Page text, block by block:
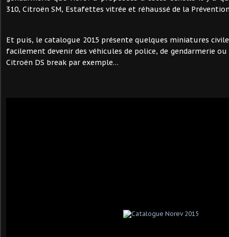
310, Citroën SM, Estafettes vitrée et réhaussé de la
Et puis, le catalogue 2015 présente quelques miniatures
facilement devenir des véhicules de police, de gendarmerie
Citroën DS break par exemple…